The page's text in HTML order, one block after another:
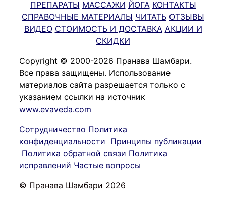
ПРЕПАРАТЫ МАССАЖИ ЙОГА КОНТАКТЫ
СПРАВОЧНЫЕ МАТЕРИАЛЫ ЧИТАТЬ ОТЗЫВЫ
ВИДЕО СТОИМОСТЬ И ДОСТАВКА АКЦИИ И
СКИДКИ
Copyright © 2000-2026 Пранава Шамбари.
Все права защищены. Использование
материалов сайта разрешается только с
указанием ссылки на источник
www.evaveda.com
Сотрудничество Политика
конфиденциальности Принципы публикации
Политика обратной связи Политика
исправлений Частые вопросы
© Пранава Шамбари 2026